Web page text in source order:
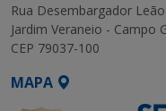
Rua Desembargador
Jardim Veraneio - Campo
CEP 79037-100
MAPA